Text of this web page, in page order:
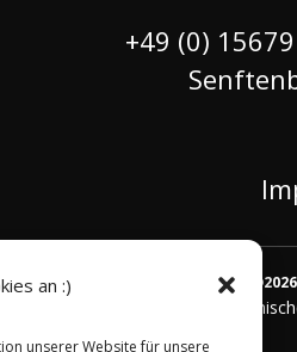
an :)
unserer Website für unsere
+49 (0)